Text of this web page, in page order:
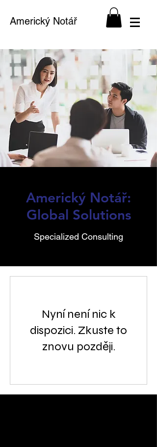
Americký Notář
Americký Notář:
Global Solutions
Specialized Consulting
Nyní není nic k
dispozici. Zkuste to
znovu později.